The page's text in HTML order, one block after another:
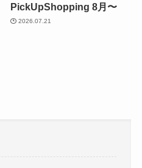
PickUpShopping 8月〜
2026.07.21